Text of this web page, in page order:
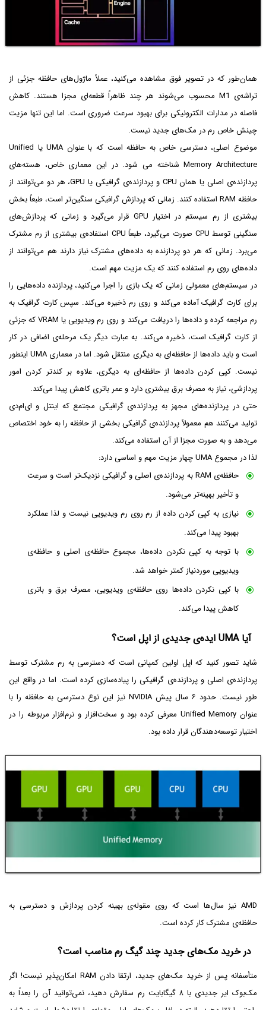
همان‌طور که در تصویر فوق مشاهده می‌کنید، عملاً ماژول‌های حافظه جزئی از
تراشه‌ی M1 محسوب می‌شوند هر چند ظاهراً قطعه‌ای مجزا هستند. کاهش
فاصله در مدارات الکترونیکی برای بهبود سرعت ضروری است. اما این تنها مزیت
چینش خاص رم در مک‌های جدید نیست.
موضوع اصلی، دسترسی خاص به حافظه است که با عنوان UMA یا Unified
Memory Architecture شناخته می شود. در این معماری خاص، هسته‌های
پردازنده‌ی اصلی یا همان CPU و پردازنده‌ی گرافیکی یا GPU، هر دو می‌توانند از
حافظه RAM استفاده کنند. زمانی که پردازش گرافیکی سنگین‌تر است، طبعاً بخش
بیشتری از رم سیستم در اختیار GPU قرار می‌گیرد و زمانی که پردازش‌های
سنگینی توسط CPU صورت می‌گیرد، طبعاً CPU استفاده‌ی بیشتری از رم مشترک
می‌برد. زمانی که هر دو پردازنده به داده‌های مشترک نیاز دارند هم می‌توانند از
داده‌های روی رم استفاده کنند که یک مزیت مهم است.
در سیستم‌های معمولی زمانی که یک بازی را اجرا می‌کنید، پردازنده داده‌هایی را
برای کارت گرافیک آماده می‌کند و روی رم ذخیره می‌کند. سپس کارت گرافیک به
رم مراجعه کرده و داده‌ها را دریافت می‌کند و روی رم ویدیویی یا VRAM که جزئی
از کارت گرافیک است، ذخیره می‌کند. به عبارت دیگر یک مرحله‌ی اضافی در کار
است و باید داده‌ها از حافظه‌ای به دیگری منتقل شود. اما در معماری UMA اینطور
نیست. کپی کردن داده‌ها از حافظه‌ای به دیگری، علاوه بر کندتر کردن امور
پردازشی، نیاز به مصرف برق بیشتری دارد و عمر باتری کاهش پیدا می‌کند.
حتی در پردازنده‌های مجهز به پردازنده‌ی گرافیکی مجتمع که اینتل و ای‌ام‌دی
تولید می‌کنند هم معمولاً پردازنده‌ی گرافیکی بخشی از حافظه را به خود اختصاص
می‌دهد و به صورت مجزا از آن استفاده می‌کند.
لذا در مجموع UMA چهار مزیت مهم و اساسی دارد:
حافظه‌ی RAM به پردازنده‌ی اصلی و گرافیکی نزدیک‌تر است و سرعت
و تأخیر بهینه‌تر می‌شود.
نیازی به کپی کردن داده از رم روی رم ویدیویی نیست و لذا عملکرد
بهبود پیدا می‌کند.
با توجه به کپی نکردن داده‌ها، مجموع حافظه‌ی اصلی و حافظه‌ی
ویدیویی موردنیاز کمتر خواهد شد.
با کپی نکردن داده‌ها روی حافظه‌ی ویدیویی، مصرف برق و باتری
کاهش پیدا می‌کند.
آیا UMA ایده‌ی جدیدی از اپل است؟
شاید تصور کنید که اپل اولین کمپانی است که دسترسی به رم مشترک توسط
پردازنده‌ی اصلی و پردازنده‌ی گرافیکی را پیاده‌سازی کرده است. اما در واقع این
طور نیست. حدود ۶ سال پیش NVIDIA نیز این نوع دسترسی به حافظه را با
عنوان Unified Memory معرفی کرده بود و سخت‌افزار و نرم‌افزار مربوطه را در
اختیار توسعه‌دهندگان قرار داده بود.
AMD نیز سال‌ها است که روی مقوله‌ی بهینه کردن پردازش و دسترسی به
حافظه‌ی مشترک کار کرده است.
در خرید مک‌های جدید چند گیگ رم مناسب است؟
متأسفانه پس از خرید مک‌های جدید، ارتقا دادن RAM امکان‌پذیر نیست! اگر
مک‌بوک ایر جدیدی با ۸ گیگابایت رم سفارش دهید، نمی‌توانید آن را بعداً به